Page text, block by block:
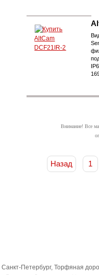
Внимание! Все
Назад 1
Санкт-Петербург, Торфяная